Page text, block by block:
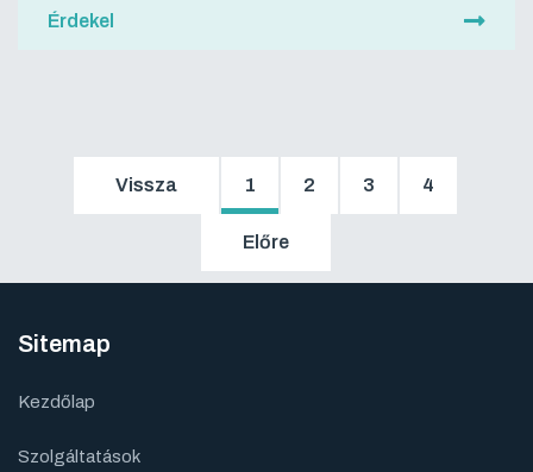
Érdekel
Vissza 1 2 3 4
Előre
Sitemap
Kezdőlap
Szolgáltatások